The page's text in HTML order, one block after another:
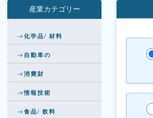
産業カテゴリー
化学品/ 材料
自動車の
消費財
情報技術
食品/ 飲料